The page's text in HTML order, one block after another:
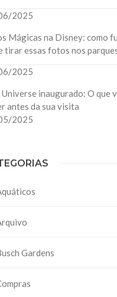
2025
Mágicas na Disney: como
tirar essas fotos nos
2025
Universe inaugurado: O que
antes da sua visita
2025
Gardens